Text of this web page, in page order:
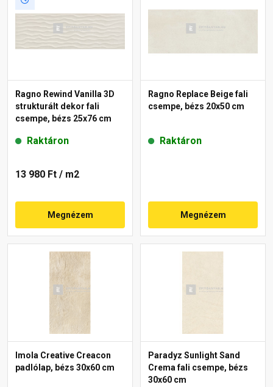
Ragno Rewind Vanilla 3D
strukturált dekor fali
csempe, bézs 25x76 cm
Raktáron
13 980 Ft / m2
Megnézem
Ragno Replace Beige fali
csempe, bézs 20x50 cm
Raktáron
Megnézem
Imola Creative Creacon
padlólap, bézs 30x60 cm
Paradyz Sunlight Sand
Crema fali csempe, bézs
30x60 cm